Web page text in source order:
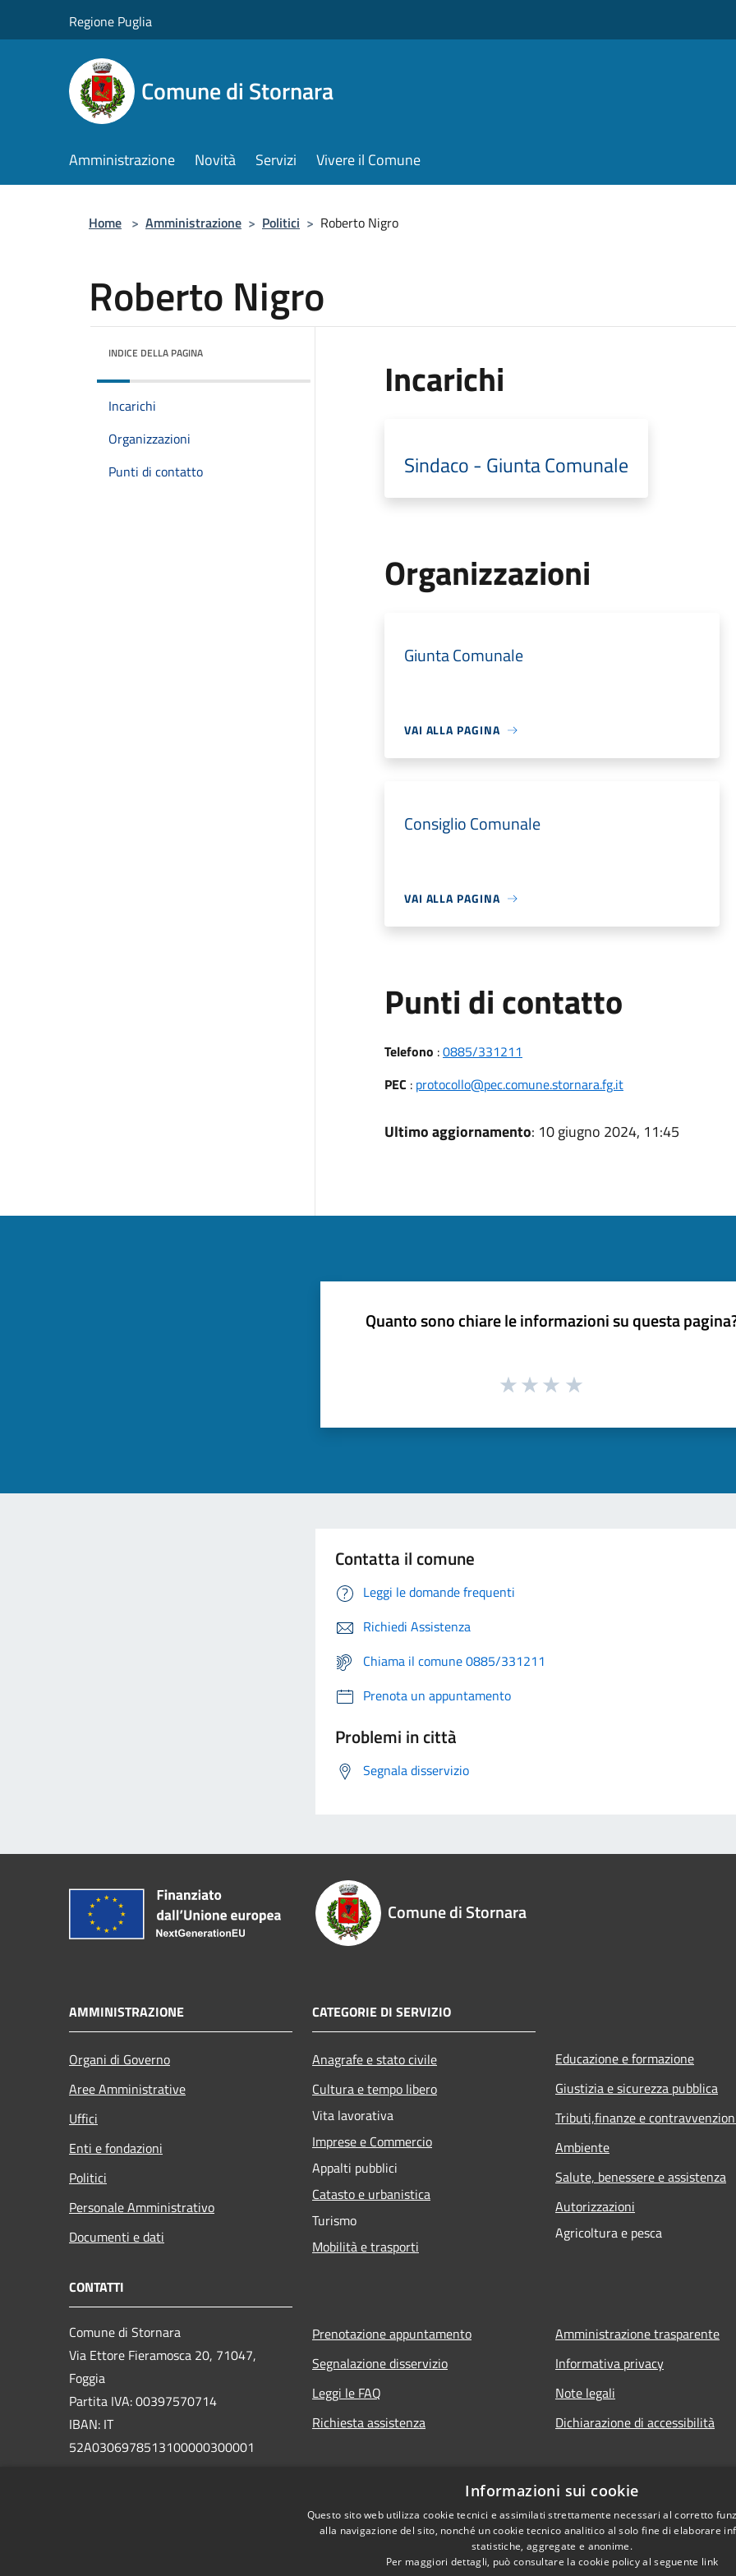
Regione Puglia
Comune di Stornara
Amministrazione Novità Servizi Vivere il Comune
Home > Amministrazione > Politici > Roberto Nigro
Roberto Nigro
INDICE DELLA PAGINA
Incarichi
Organizzazioni
Punti di contatto
Incarichi
Sindaco - Giunta Comunale
Organizzazioni
Giunta Comunale
VAI ALLA PAGINA
Consiglio Comunale
VAI ALLA PAGINA
Punti di contatto
Telefono :0885/331211
PEC : protocollo@pec.comune.stornara.fg.it
Ultimo aggiornamento: 10 giugno 2024, 11:45
Quanto sono chiare le informazioni su questa
Contatta il comune
Leggi le domande frequenti
Richiedi Assistenza
Chiama il comune 0885/331211
Prenota un appuntamento
Problemi in città
Segnala disservizio
Comune di Stornara
AMMINISTRAZIONE
Organi di Governo
Aree Amministrative
Uffici
Enti e fondazioni
Politici
Personale Amministrativo
Documenti e dati
CATEGORIE DI SERVIZIO
Anagrafe e stato civile
Cultura e tempo libero
Vita lavorativa
Imprese e Commercio
Appalti pubblici
Catasto e urbanistica
Turismo
Mobilità e trasporti
Educazione e formazione
Giustizia e sicurezza pubblica
Tributi,finanze e
Ambiente
Salute, benessere e assistenza
Autorizzazioni
Agricoltura e pesca
CONTATTI
Comune di Stornara
Via Ettore Fieramosca 20, 71047,
Foggia
Partita IVA: 00397570714
IBAN: IT
52A0306978513100000300001
Prenotazione appuntamento
Segnalazione disservizio
Leggi le FAQ
Richiesta assistenza
Amministrazione trasparente
Informativa privacy
Note legali
Dichiarazione di accessibilità
Informazioni sui cookie
Questo sito web utilizza cookie tecnici e assimilati strettamente necessari al corretto
alla navigazione del sito, nonché un cookie tecnico analitico al solo fine di elaborare
statistiche, aggregate e anonime.
Per maggiori dettagli, può consultare la cookie policy al seguente link